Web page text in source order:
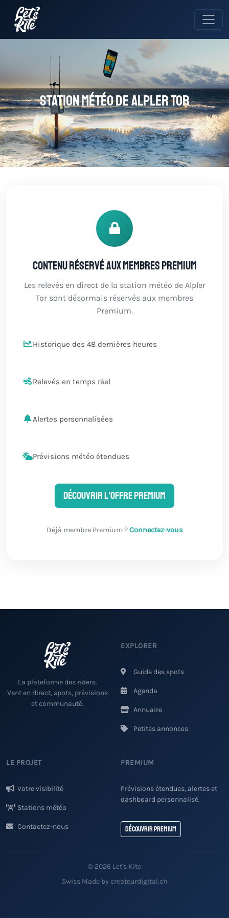
Station météo de Alpler Tor
Contenu réservé aux membres Premium
Les relevés en direct de la station météo de Alpler
Tor sont désormais réservés aux membres
Premium.
Historique des 48 dernières heures
Relevés en temps réel
Alertes personnalisées
Prévisions météo étendues
Découvrir l'offre Premium
Déjà membre Premium ?Connectez-vous
La plateforme des riders.
Vent en direct, spots, prévisions
et communauté.
EXPLORER
Guide des spots
Agenda
Annuaire
Petites annonces
LE PROJET
Votre visibilité
Stations météo
Contactez-nous
PREMIUM
Prévisions étendues, alertes et
dashboard personnalisé.
Découvrir Premium
© 2026 Let's Kite
Swiss Made by createurdigital.ch